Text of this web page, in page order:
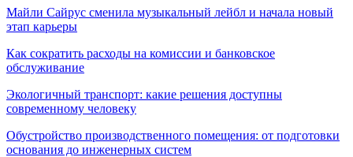
Майли Сайрус сменила музыкальный лейбл и начала новый
этап карьеры
Как сократить расходы на комиссии и банковское
обслуживание
Экологичный транспорт: какие решения доступны
современному человеку
Обустройство производственного помещения: от подготовки
основания до инженерных систем